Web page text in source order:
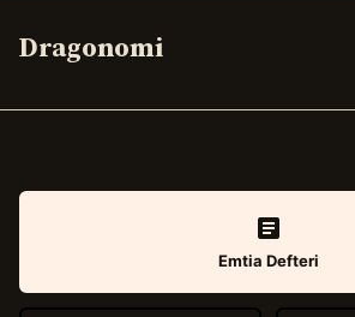
Dragonomi
Emtia Defteri